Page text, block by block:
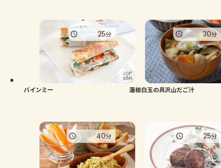
バインミー
25分
蓮根白玉の具沢山だご汁
30分
40分 25分